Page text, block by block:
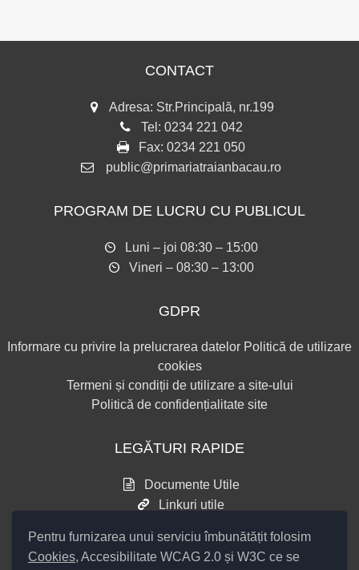
Pentru furnizarea unui serviciu îmbunătățit folosim
Cookies, Accesibilitate WCAG 2.0 și W3C ce se
CONTACT
Adresa: Str.Principală, nr.199
Tel: 0234 221 042
Fax: 0234 221 050
public@primariatraianbacau.ro
PROGRAM DE LUCRU CU PUBLICUL
Luni – joi 08:30 – 15:00
Vineri – 08:30 – 13:00
GDPR
Informare cu privire la prelucrarea datelor Politică de utilizare
cookies
Termeni și condiții de utilizare a site-ului
Politică de confidențialitate site
LEGĂTURI RAPIDE
Documente Utile
Linkuri utile